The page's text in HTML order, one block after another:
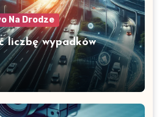
Na Drodze
liczbę wypadków